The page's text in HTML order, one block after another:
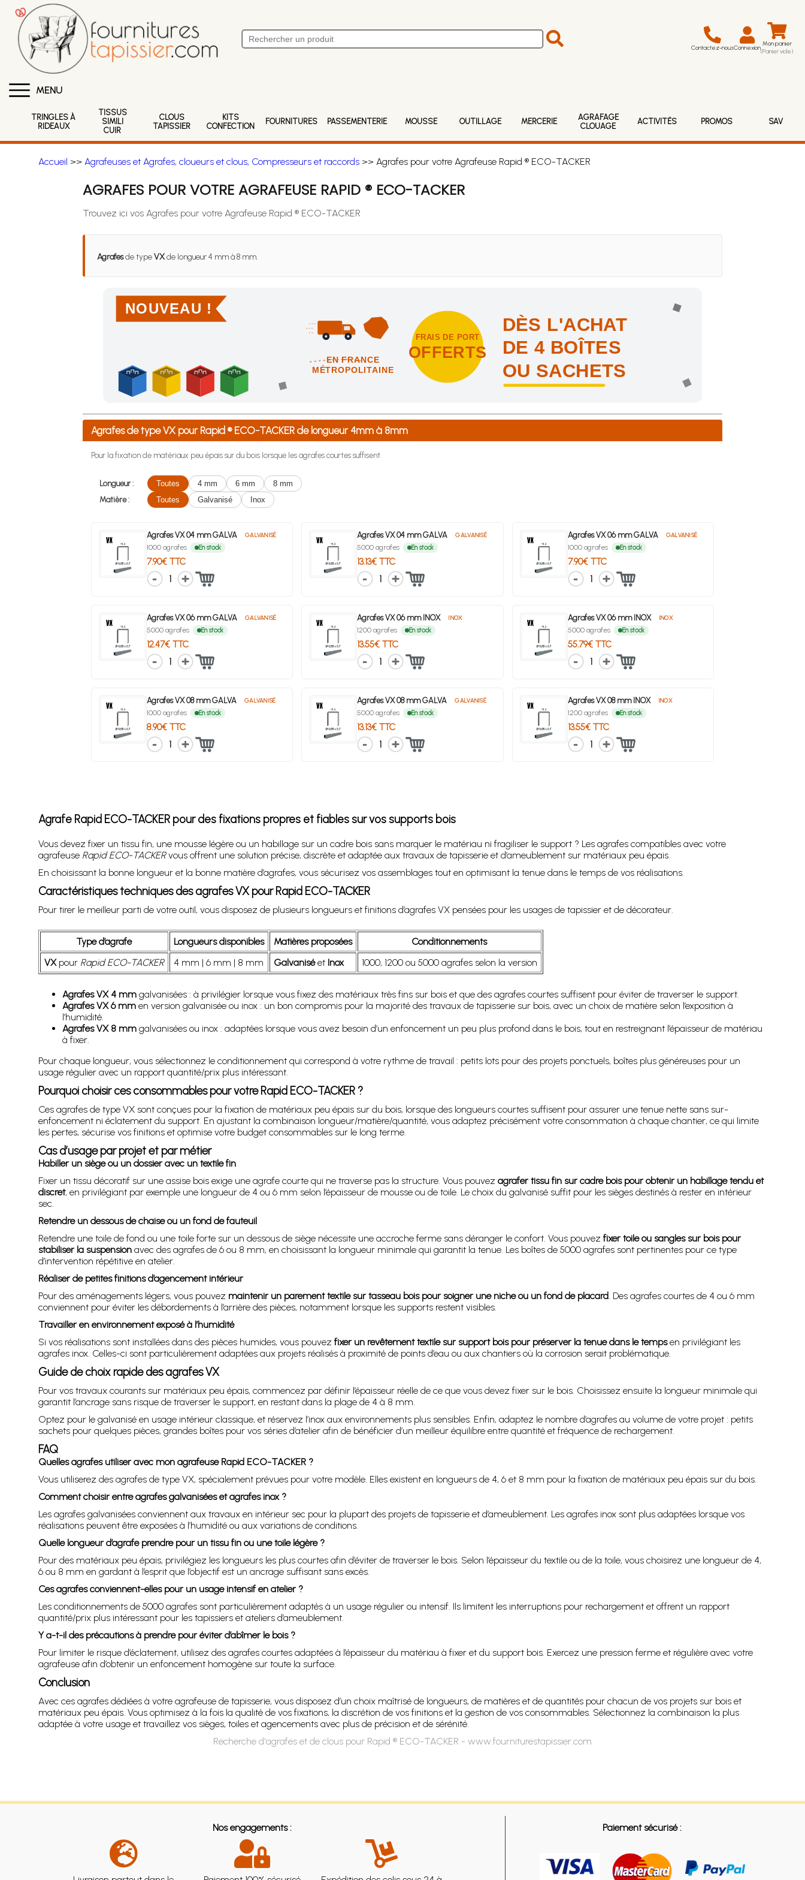
Contactez-nousConnexion Mon panier
(Panier vide)
MENU
TRINGLES À
RIDEAUX
TISSUS
SIMILI
CUIR
CLOUS
TAPISSIER
KITS
CONFECTION
FOURNITURES PASSEMENTERIE MOUSSE OUTILLAGE MERCERIE
AGRAFAGE
CLOUAGE
ACTIVITÉS PROMOS SAV
Accueil >> Agrafeuses et Agrafes, cloueurs et clous, Compresseurs et raccords>> Agrafes pour votre Agrafeuse Rapid ® ECO-TACKER
AGRAFES POUR VOTRE AGRAFEUSE RAPID ® ECO-TACKER
Trouvez ici vos Agrafes pour votre Agrafeuse Rapid ® ECO-TACKER
Agrafesde typeVXde longueur 4 mm à 8 mm.
NOUVEAU !
EN FRANCE
MÉTROPOLITAINE
FRAIS DE PORT
OFFERTS
DÈS L'ACHAT
DE 4 BOÎTES
OU SACHETS
Achetez 4 sachets ou boîtes d'agrafes ou de pointes et nous vous offrons les frais de port en France métropolitaine !
Agrafes de type VX pour Rapid ® ECO-TACKER de longueur 4mm à 8mm
Pour la fixation de matériaux peu épais sur du bois lorsque les agrafes courtes suffisent.
Longueur : Toutes 4 mm 6 mm
8 mm
Matière :
Toutes Galvanisé Inox
Agrafes VX 04 mm GALVA GALVANISÉ
1000 agrafes En stock
7.90€ TTC
1
Agrafes VX 04 mm GALVA GALVANISÉ
5000 agrafes En stock
13.13€ TTC
1
Agrafes VX 06 mm GALVA GALVANISÉ
1000 agrafes En stock
7.90€ TTC
1
Agrafes VX 06 mm GALVA GALVANISÉ
5000 agrafes En stock
12.47€ TTC
1
Agrafes VX 06 mm INOX INOX
1200 agrafes En stock
13.55€ TTC
1
Agrafes VX 06 mm INOX INOX
5000 agrafes En stock
55.79€ TTC
1
Agrafes VX 08 mm GALVA GALVANISÉ
1000 agrafes En stock
8.90€ TTC
1
Agrafes VX 08 mm GALVA GALVANISÉ
5000 agrafes En stock
13.13€ TTC
1
Agrafes VX 08 mm INOX INOX
1200 agrafes En stock
13.55€ TTC
1
Agrafe Rapid ECO-TACKER pour des fixations propres et fiables sur vos supports bois
Vous devez fixer un tissu fin, une mousse légère ou un habillage sur un cadre bois sans marquer le matériau ni fragiliser le support ? Les agrafes compatibles avec votre
agrafeuse Rapid ECO-TACKERvous offrent une solution précise, discrète et adaptée aux travaux de tapisserie et d’ameublement sur matériaux peu épais.
En choisissant la bonne longueur et la bonne matière d’agrafes, vous sécurisez vos assemblages tout en optimisant la tenue dans le temps de vos réalisations.
Caractéristiques techniques des agrafes VX pour Rapid ECO-TACKER
Pour tirer le meilleur parti de votre outil, vous disposez de plusieurs longueurs et finitions d’agrafes VX pensées pour les usages de tapissier et de décorateur.
Type d’agrafe Longueurs disponibles Matières proposées
Conditionnements
VXpour Rapid ECO-TACKER 4 mm | 6 mm | 8 mm Galvaniséet Inox 1000, 1200 ou 5000 agrafes selon la version
Agrafes VX 4 mmgalvanisées : à privilégier lorsque vous fixez des matériaux très fins sur bois et que des agrafes courtes suffisent pour éviter de traverser le support.
Agrafes VX 6 mmen version galvanisée ou inox : un bon compromis pour la majorité des travaux de tapisserie sur bois, avec un choix de matière selon l’exposition à
l’humidité.
Agrafes VX 8 mmgalvanisées ou inox : adaptées lorsque vous avez besoin d’un enfoncement un peu plus profond dans le bois, tout en restreignant l’épaisseur de matériau
à fixer.
Pour chaque longueur, vous sélectionnez le conditionnement qui correspond à votre rythme de travail : petits lots pour des projets ponctuels, boîtes plus généreuses pour un
usage régulier avec un rapport quantité/prix plus intéressant.
Pourquoi choisir ces consommables pour votre Rapid ECO-TACKER ?
Ces agrafes de type VX sont conçues pour la fixation de matériaux peu épais sur du bois, lorsque des longueurs courtes suffisent pour assurer une tenue nette sans sur-
enfoncement ni éclatement du support. En ajustant la combinaison longueur/matière/quantité, vous adaptez précisément votre consommation à chaque chantier, ce qui limite
les pertes, sécurise vos finitions et optimise votre budget consommables sur le long terme.
Cas d’usage par projet et par métier
Habiller un siège ou un dossier avec un textile fin
Fixer un tissu décoratif sur une assise bois exige une agrafe courte qui ne traverse pas la structure. Vous pouvez agrafer tissu fin sur cadre bois pour obtenir un habillage tendu et
discret, en privilégiant par exemple une longueur de 4 ou 6 mm selon l’épaisseur de mousse ou de toile. Le choix du galvanisé suffit pour les sièges destinés à rester en intérieur
sec.
Retendre un dessous de chaise ou un fond de fauteuil
Retendre une toile de fond ou une toile forte sur un dessous de siège nécessite une accroche ferme sans déranger le confort. Vous pouvez fixer toile ou sangles sur bois pour
stabiliser la suspensionavec des agrafes de 6 ou 8 mm, en choisissant la longueur minimale qui garantit la tenue. Les boîtes de 5000 agrafes sont pertinentes pour ce type
d’intervention répétitive en atelier.
Réaliser de petites finitions d’agencement intérieur
Pour des aménagements légers, vous pouvez maintenir un parement textile sur tasseau bois pour soigner une niche ou un fond de placard. Des agrafes courtes de 4 ou 6 mm
conviennent pour éviter les débordements à l’arrière des pièces, notamment lorsque les supports restent visibles.
Travailler en environnement exposé à l’humidité
Si vos réalisations sont installées dans des pièces humides, vous pouvez fixer un revêtement textile sur support bois pour préserver la tenue dans le tempsen privilégiant les
agrafes inox. Celles-ci sont particulièrement adaptées aux projets réalisés à proximité de points d’eau ou aux chantiers où la corrosion serait problématique.
Guide de choix rapide des agrafes VX
Pour vos travaux courants sur matériaux peu épais, commencez par définir l’épaisseur réelle de ce que vous devez fixer sur le bois. Choisissez ensuite la longueur minimale qui
garantit l’ancrage sans risque de traverser le support, en restant dans la plage de 4 à 8 mm.
Optez pour le galvanisé en usage intérieur classique, et réservez l’inox aux environnements plus sensibles. Enfin, adaptez le nombre d’agrafes au volume de votre projet : petits
sachets pour quelques pièces, grandes boîtes pour vos séries d’atelier afin de bénéficier d’un meilleur équilibre entre quantité et fréquence de rechargement.
FAQ
Quelles agrafes utiliser avec mon agrafeuse Rapid ECO-TACKER ?
Vous utiliserez des agrafes de type VX, spécialement prévues pour votre modèle. Elles existent en longueurs de 4, 6 et 8 mm pour la fixation de matériaux peu épais sur du bois.
Comment choisir entre agrafes galvanisées et agrafes inox ?
Les agrafes galvanisées conviennent aux travaux en intérieur sec pour la plupart des projets de tapisserie et d’ameublement. Les agrafes inox sont plus adaptées lorsque vos
réalisations peuvent être exposées à l’humidité ou aux variations de conditions.
Quelle longueur d’agrafe prendre pour un tissu fin ou une toile légère ?
Pour des matériaux peu épais, privilégiez les longueurs les plus courtes afin d’éviter de traverser le bois. Selon l’épaisseur du textile ou de la toile, vous choisirez une longueur de 4,
6 ou 8 mm en gardant à l’esprit que l’objectif est un ancrage suffisant sans excès.
Ces agrafes conviennent-elles pour un usage intensif en atelier ?
Les conditionnements de 5000 agrafes sont particulièrement adaptés à un usage régulier ou intensif. Ils limitent les interruptions pour rechargement et offrent un rapport
quantité/prix plus intéressant pour les tapissiers et ateliers d’ameublement.
Y a-t-il des précautions à prendre pour éviter d’abîmer le bois ?
Pour limiter le risque d’éclatement, utilisez des agrafes courtes adaptées à l’épaisseur du matériau à fixer et du support bois. Exercez une pression ferme et régulière avec votre
agrafeuse afin d’obtenir un enfoncement homogène sur toute la surface.
Conclusion
Avec ces agrafes dédiées à votre agrafeuse de tapisserie, vous disposez d’un choix maîtrisé de longueurs, de matières et de quantités pour chacun de vos projets sur bois et
matériaux peu épais. Vous optimisez à la fois la qualité de vos fixations, la discrétion de vos finitions et la gestion de vos consommables. Sélectionnez la combinaison la plus
adaptée à votre usage et travaillez vos sièges, toiles et agencements avec plus de précision et de sérénité.
Recherche d'agrafes et de clous pour Rapid ® ECO-TACKER - www.fourniturestapissier.com
Nos engagements : Paiement sécurisé :